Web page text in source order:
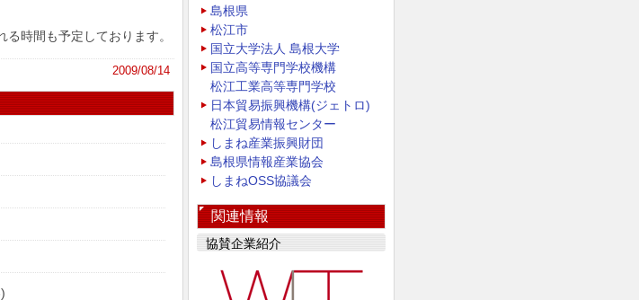
時間も予定しております。
2009/08/14
島根県
松江市
国立大学法人 島根大学
国立高等専門学校機構
松江工業高等専門学校
日本貿易振興機構(ジェトロ)
松江貿易情報センター
しまね産業振興財団
島根県情報産業協会
しまねOSS協議会
関連情報
協賛企業紹介